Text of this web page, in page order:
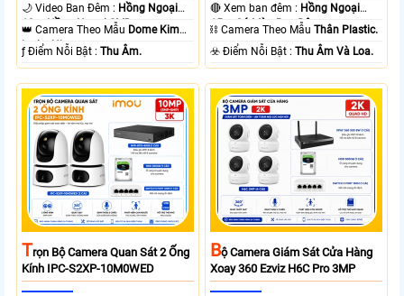
🌙 Video Ban Đêm : Hồng Ngoại
10m Hồng Ngoại SMD.
👑 Camera Theo Mẫu Dome Kim
loại + Nhựa.
️ƒ Điểm Nỗi Bật :Thu Âm.
🔴 Xem ban đêm : Hồng Ngoại
15m Có Màu Ban Ðêm.
⛓ Camera Theo MẫuThân Plastic.
️☣️ Điểm Nỗi Bật :Thu Âm Và Loa.
TRọn Bộ Camera Quan Sát 2 Ống
Kính IPC-S2XP-10M0WED
BỘ Camera Giám Sát Cửa Hàng
Xoay 360 Ezviz H6C Pro 3MP